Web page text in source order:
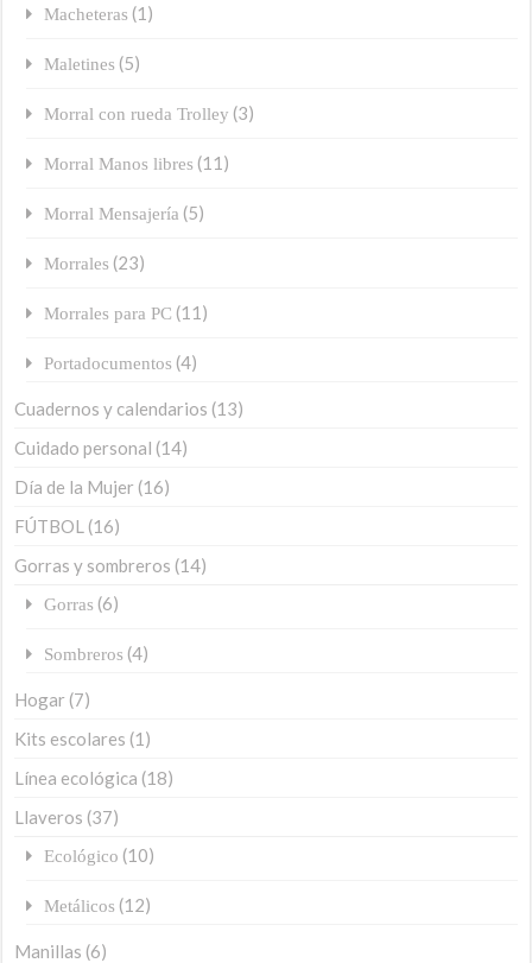
Macheteras (1)
Maletines (5)
Morral con rueda Trolley (3)
Morral Manos libres (11)
Morral Mensajería (5)
Morrales (23)
Morrales para PC (11)
Portadocumentos (4)
Cuadernos y calendarios (13)
Cuidado personal (14)
Día de la Mujer (16)
FÚTBOL (16)
Gorras y sombreros (14)
Gorras (6)
Sombreros (4)
Hogar (7)
Kits escolares (1)
Línea ecológica (18)
Llaveros (37)
Ecológico (10)
Metálicos (12)
Manillas (6)